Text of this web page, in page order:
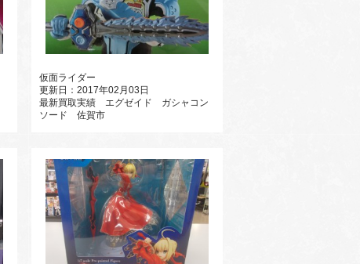
仮面ライダー
更新日：2017年02月03日
最新買取実績 エグゼイド ガシャコン
ソード 佐賀市